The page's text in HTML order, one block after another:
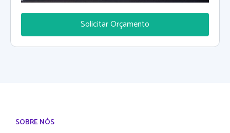
Solicitar Orçamento
SOBRE NÓS